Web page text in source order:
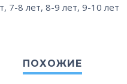
, 7-8 лет, 8-9 лет, 9-10 лет
ПОХОЖИЕ